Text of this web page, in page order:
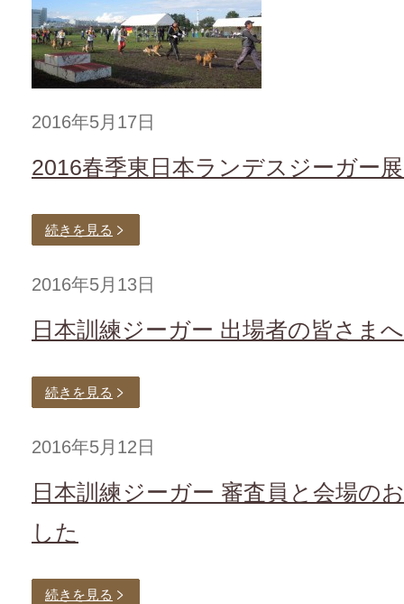
2016年5月17日
2016春季東日本ランデスジーガー
続きを見る
2016年5月13日
日本訓練ジーガー 出場者の皆さま
続きを見る
2016年5月12日
日本訓練ジーガー 審査員と会場の
した
続きを見る